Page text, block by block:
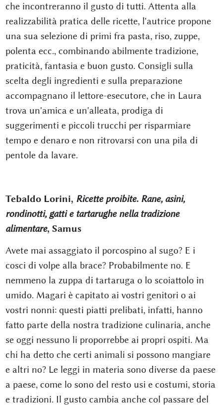
che incontreranno il gusto di tutti. Attenta alla
realizzabilità pratica delle ricette, l'autrice propone
una sua selezione di primi fra pasta, riso, zuppe,
polenta ecc., combinando abilmente tradizione,
praticità, fantasia e buon gusto. Consigli sulla
scelta degli ingredienti e sulla preparazione
accompagnano il lettore-esecutore, che in Laura
trova un'amica e un'alleata, prodiga di
suggerimenti e piccoli trucchi per risparmiare
tempo e denaro e non ritrovarsi con una pila di
pentole da lavare.
Tebaldo Lorini, Ricette proibite. Rane, asini,
rondinotti, gatti e tartarughe nella tradizione
alimentare, Samus
Avete mai assaggiato il porcospino al sugo? E i
cosci di volpe alla brace? Probabilmente no. E
nemmeno la zuppa di tartaruga o lo scoiattolo in
umido. Magari è capitato ai vostri genitori o ai
vostri nonni: questi piatti prelibati, infatti, hanno
fatto parte della nostra tradizione culinaria, anche
se oggi nessuno li proporrebbe ai propri ospiti. Ma
chi ha detto che certi animali si possono mangiare
e altri no? Le leggi in materia sono diverse da paese
a paese, come lo sono del resto usi e costumi, storia
e tradizioni. Il gusto cambia anche col passare del